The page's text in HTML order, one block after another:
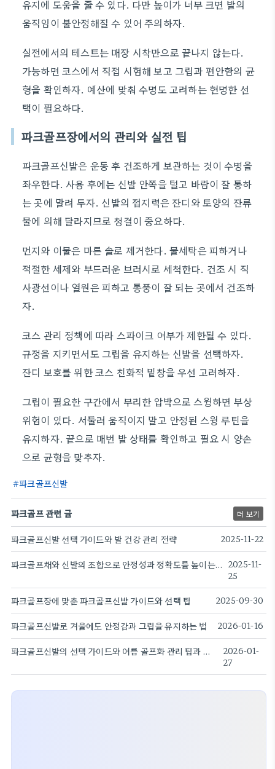
유지에 도움을 줄 수 있다. 다만 높이가 너무 크면 발의
움직임이 불안정해질 수 있어 주의하자.
실전에서의 테스트는 매장 시착만으로 끝나지 않는다.
가능하면 코스에서 직접 시험해 보고 그립과 편안함의 균
형을 확인하자. 예산에 맞춰 수명도 고려하는 현명한 선
택이 필요하다.
파크골프장에서의 관리와 실전 팁
파크골프신발은 운동 후 건조하게 보관하는 것이 수명을
좌우한다. 사용 후에는 신발 안쪽을 털고 바람이 잘 통하
는 곳에 말려 두자. 신발의 접지력은 잔디와 토양의 잔류
물에 의해 달라지므로 청결이 중요하다.
먼지와 이물은 마른 솔로 제거한다. 물세탁은 피하거나
적절한 세제와 부드러운 브러시로 세척한다. 건조 시 직
사광선이나 열원은 피하고 통풍이 잘 되는 곳에서 건조하
자.
코스 관리 정책에 따라 스파이크 여부가 제한될 수 있다.
규정을 지키면서도 그립을 유지하는 신발을 선택하자.
잔디 보호를 위한 코스 친화적 밑창을 우선 고려하자.
그립이 필요한 구간에서 무리한 압박으로 스윙하면 부상
위험이 있다. 서둘러 움직이지 말고 안정된 스윙 루틴을
유지하자. 끝으로 매번 발 상태를 확인하고 필요 시 양손
으로 균형을 맞추자.
파크골프신발
파크골프 관련 글 더 보기
파크골프신발 선택 가이드와 발 건강 관리 전략 2025-11-22
파크골프채와 신발의 조합으로 안정성과 정확도를 높이는 비법과 실전 팁 2025-11-
25
파크골프장에 맞춘 파크골프신발 가이드와 선택 팁 2025-09-30
파크골프신발로 겨울에도 안정감과 그립을 유지하는 법 2026-01-16
파크골프신발의 선택 가이드와 여름 골프화 관리 팁과 트렌드 분석
2026-01-
27